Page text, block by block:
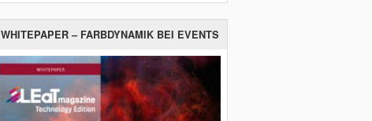
WHITEPAPER – FARBDYNAMIK BEI EVENTS